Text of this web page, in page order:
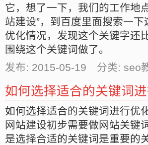
它，想了一下，我们的工作地
站建设”，到百度里面搜索一
优化情况，发现这个关键字还
围绕这个关键词做了。
发布: 2015-05-19 分类: seo
如何选择适合的关键词
如何选择适合的关键词进行优
网站建设初步需要做网站关键
是选择合适的关键词是重要的